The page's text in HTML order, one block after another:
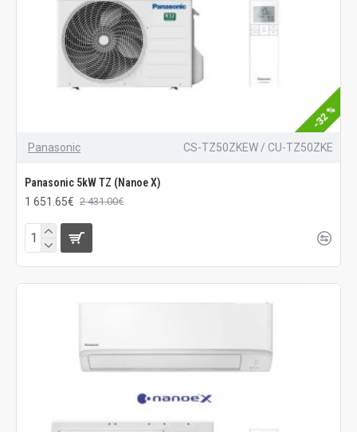
-32 %
Panasonic CS-TZ50ZKEW / CU-TZ50ZKE
Panasonic 5kW TZ (Nanoe X)
1 651.65€ 2 431.00€